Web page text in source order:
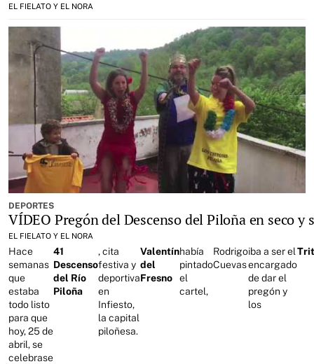
EL FIELATO Y EL NORA
DEPORTES
VÍDEO Pregón del Descenso del Piloña en seco y
EL FIELATO Y EL NORA
Hace
semanas
que
estaba
todo listo
para que
hoy, 25 de
abril, se
celebrase
41
Descenso
del Río
Piloña
, cita
festiva y
deportiva
en
Infiesto,
la capital
piloñesa.
Valentín
del
Fresno
había
pintado
el
cartel,
Rodrigo
Cuevas
iba a ser el
encargado
de dar el
pregón y
los